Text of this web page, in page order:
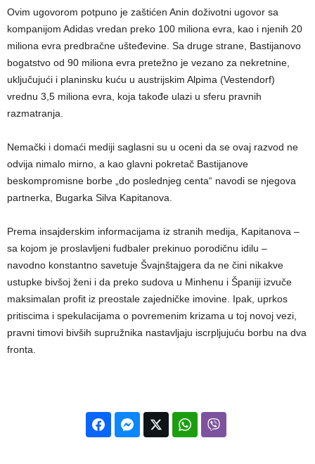
Ovim ugovorom potpuno je zaštićen Anin doživotni ugovor sa
kompanijom Adidas vredan preko 100 miliona evra, kao i njenih 20
miliona evra predbračne ušteđevine. Sa druge strane, Bastijanovo
bogatstvo od 90 miliona evra pretežno je vezano za nekretnine,
uključujući i planinsku kuću u austrijskim Alpima (Vestendorf)
vrednu 3,5 miliona evra, koja takođe ulazi u sferu pravnih
razmatranja.
Nemački i domaći mediji saglasni su u oceni da se ovaj razvod ne
odvija nimalo mirno, a kao glavni pokretač Bastijanove
beskompromisne borbe „do poslednjeg centa“ navodi se njegova
partnerka, Bugarka Silva Kapitanova.
Prema insajderskim informacijama iz stranih medija, Kapitanova –
sa kojom je proslavljeni fudbaler prekinuo porodičnu idilu –
navodno konstantno savetuje Švajnštajgera da ne čini nikakve
ustupke bivšoj ženi i da preko sudova u Minhenu i Španiji izvuče
maksimalan profit iz preostale zajedničke imovine. Ipak, uprkos
pritiscima i spekulacijama o povremenim krizama u toj novoj vezi,
pravni timovi bivših supružnika nastavljaju iscrpljujuću borbu na dva
fronta.